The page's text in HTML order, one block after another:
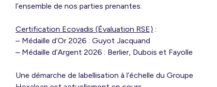
l’ensemble de nos parties prenantes.
Certification Ecovadis (Évaluation RSE) :
– Médaille d’Or 2026 : Guyot Jacquand
– Médaille d’Argent 2026 : Berlier, Dubois et Fayolle
Une démarche de labellisation à l’échelle du Groupe